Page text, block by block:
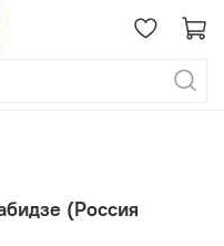
(Россия